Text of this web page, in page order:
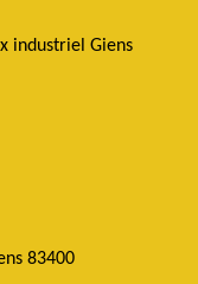
industriel Giens
83400